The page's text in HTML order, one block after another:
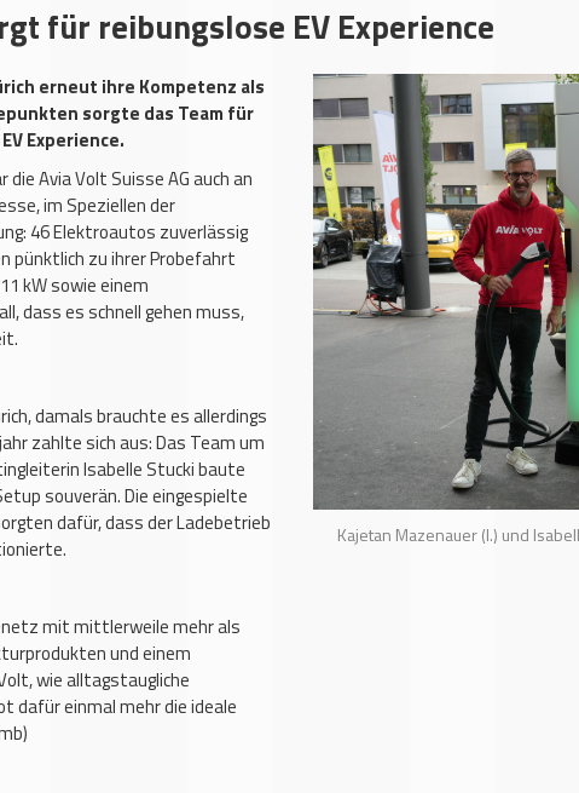
für reibungslose EV Experience
erneut ihre Kompetenz als
sorgte das Team für
Experience.
Avia Volt Suisse AG auch an
im Speziellen der
46 Elektroautos zuverlässig
pünktlich zu ihrer Probefahrt
kW sowie einem
dass es schnell gehen muss,
damals brauchte es allerdings
zahlte sich aus: Das Team um
Isabelle Stucki baute
souverän. Die eingespielte
dafür, dass der Ladebetrieb
mit mittlerweile mehr als
und einem
wie alltagstaugliche
dafür einmal mehr die ideale
Kajetan Mazenauer (l.) und